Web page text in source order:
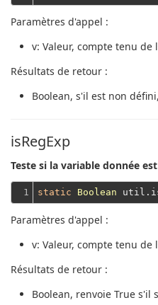
Paramètres d'appel :
v: Valeur, compte tenu
Résultats de retour :
Boolean, s'il est non
isRegExp
Teste si la variable donnée
1 static Boolean
Paramètres d'appel :
v: Valeur, compte tenu
Résultats de retour :
Boolean, renvoie True s'il